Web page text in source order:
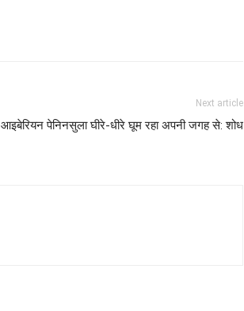
Next article
आइबेरियन पेनिनसुला घीरे-धीरे घूम रहा अपनी जगह से: शोध